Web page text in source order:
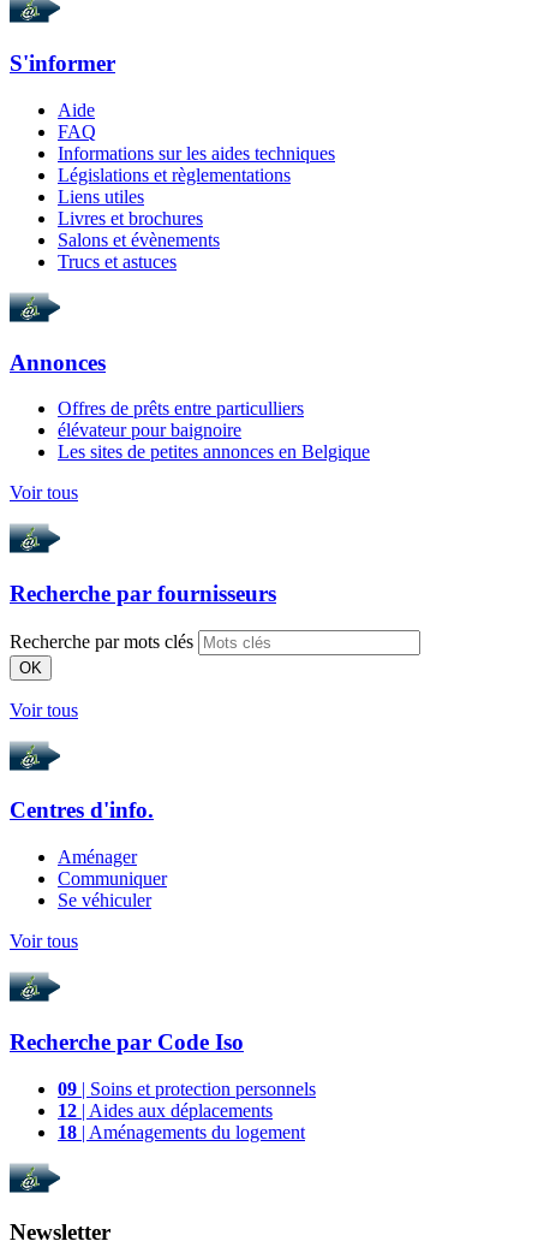
S'informer
Aide
FAQ
Informations sur les aides techniques
Législations et règlementations
Liens utiles
Livres et brochures
Salons et évènements
Trucs et astuces
Annonces
Offres de prêts entre particulliers
élévateur pour baignoire
Les sites de petites annonces en Belgique
Voir tous
Recherche par fournisseurs
Recherche par mots clés
OK
Voir tous
Centres d'info.
Aménager
Communiquer
Se véhiculer
Voir tous
Recherche par Code Iso
09 | Soins et protection personnels
12 | Aides aux déplacements
18 | Aménagements du logement
Newsletter